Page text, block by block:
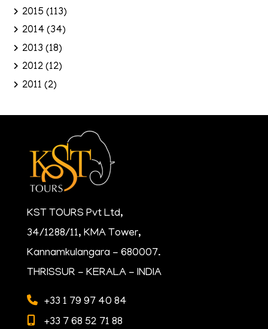
2015 (113)
2014 (34)
2013 (18)
2012 (12)
2011 (2)
KST TOURS Pvt Ltd,
34/1288/11, KMA Tower,
Kannamkulangara - 680007.
THRISSUR - KERALA - INDIA
+33 1 79 97 40 84
+33 7 68 52 71 88